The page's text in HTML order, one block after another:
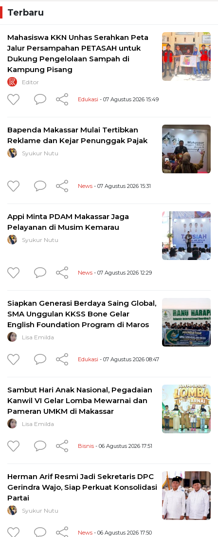
Terbaru
Mahasiswa KKN Unhas Serahkan Peta
Jalur Persampahan PETASAH untuk
Dukung Pengelolaan Sampah di
Kampung Pisang
Editor
Edukasi - 07 Agustus 2026 15:49
Bapenda Makassar Mulai Tertibkan
Reklame dan Kejar Penunggak Pajak
Syukur Nutu
News - 07 Agustus 2026 15:31
Appi Minta PDAM Makassar Jaga
Pelayanan di Musim Kemarau
Syukur Nutu
News - 07 Agustus 2026 12:29
Siapkan Generasi Berdaya Saing Global,
SMA Unggulan KKSS Bone Gelar
English Foundation Program di Maros
Lisa Emilda
Edukasi - 07 Agustus 2026 08:47
Sambut Hari Anak Nasional, Pegadaian
Kanwil VI Gelar Lomba Mewarnai dan
Pameran UMKM di Makassar
Lisa Emilda
Bisnis - 06 Agustus 2026 17:51
Herman Arif Resmi Jadi Sekretaris DPC
Gerindra Wajo, Siap Perkuat Konsolidasi
Partai
Syukur Nutu
News - 06 Agustus 2026 17:50